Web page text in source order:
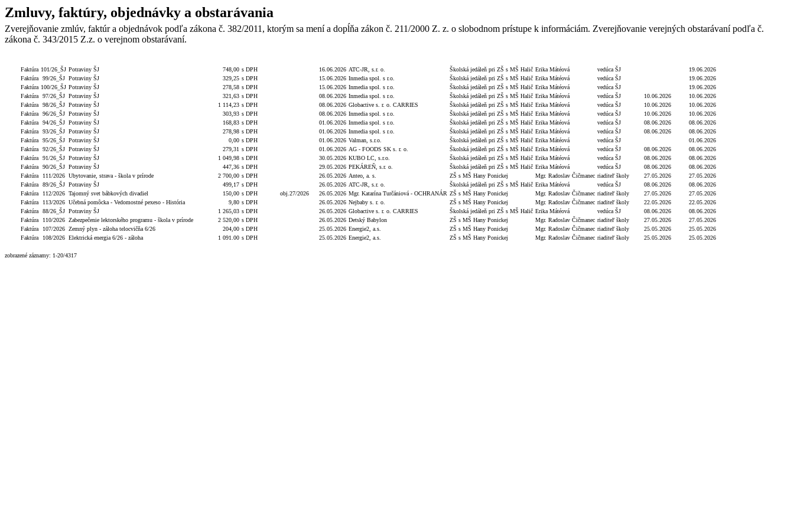
Zmluvy, faktúry, objednávky a obstarávania
Zverejňovanie zmlúv, faktúr a objednávok podľa zákona č. 382/2011, ktorým sa mení a dopĺňa zákon č. 211/2000 Z. z. o slobodnom prístupe k informáciám. Zverejňovanie verejných obstarávaní podľa č.
zákona č. 343/2015 Z.z. o verejnom obstarávaní.
Faktúra 101/26_ŠJ Potraviny ŠJ 748,00 s DPH 16.06.2026 ATC-JR, s.r. o. Školská jedáleň pri ZŠ s MŠ Halič Erika Mátéová vedúca ŠJ
19.06.2026
Faktúra
99/26_ŠJ Potraviny ŠJ 329,25 s DPH 15.06.2026 Inmedia spol. s r.o. Školská jedáleň pri ZŠ s MŠ Halič Erika Mátéová vedúca ŠJ
19.06.2026
Faktúra 100/26_ŠJ Potraviny ŠJ 278,58 s DPH 15.06.2026 Inmedia spol. s r.o. Školská jedáleň pri ZŠ s MŠ Halič Erika Mátéová vedúca ŠJ
19.06.2026
Faktúra
97/26_ŠJ Potraviny ŠJ 321,63 s DPH 08.06.2026 Inmedia spol. s r.o. Školská jedáleň pri ZŠ s MŠ Halič Erika Mátéová vedúca ŠJ 10.06.2026
10.06.2026
Faktúra
98/26_ŠJ Potraviny ŠJ 1 114,23 s DPH 08.06.2026 Globactive s. r. o. CARRIES Školská jedáleň pri ZŠ s MŠ Halič Erika Mátéová vedúca ŠJ 10.06.2026
10.06.2026
Faktúra
96/26_ŠJ Potraviny ŠJ 303,93 s DPH 08.06.2026 Inmedia spol. s r.o. Školská jedáleň pri ZŠ s MŠ Halič Erika Mátéová vedúca ŠJ 10.06.2026
10.06.2026
Faktúra
94/26_ŠJ Potraviny ŠJ 168,83 s DPH 01.06.2026 Inmedia spol. s r.o. Školská jedáleň pri ZŠ s MŠ Halič Erika Mátéová vedúca ŠJ 08.06.2026
08.06.2026
Faktúra
93/26_ŠJ Potraviny ŠJ 278,98 s DPH 01.06.2026 Inmedia spol. s r.o. Školská jedáleň pri ZŠ s MŠ Halič Erika Mátéová vedúca ŠJ 08.06.2026
08.06.2026
Faktúra
95/26_ŠJ Potraviny ŠJ 0,00 s DPH 01.06.2026 Valman, s.r.o. Školská jedáleň pri ZŠ s MŠ Halič Erika Mátéová vedúca ŠJ
01.06.2026
Faktúra
92/26_ŠJ Potraviny ŠJ 279,31 s DPH 01.06.2026 AG - FOODS SK s. r. o. Školská jedáleň pri ZŠ s MŠ Halič Erika Mátéová vedúca ŠJ 08.06.2026
08.06.2026
Faktúra
91/26_ŠJ Potraviny ŠJ 1 049,98 s DPH 30.05.2026 KUBO LC, s.r.o. Školská jedáleň pri ZŠ s MŠ Halič Erika Mátéová vedúca ŠJ 08.06.2026
08.06.2026
Faktúra
90/26_ŠJ Potraviny ŠJ 447,36 s DPH 29.05.2026 PEKÁREŇ, s.r. o. Školská jedáleň pri ZŠ s MŠ Halič Erika Mátéová vedúca ŠJ 08.06.2026
08.06.2026
Faktúra
111/2026 Ubytovanie, strava - škola v prírode 2 700,00 s DPH 26.05.2026 Anteo, a. s. ZŠ s MŠ Hany Ponickej Mgr. Radoslav Čičmanec riaditeľ školy 27.05.2026
27.05.2026
Faktúra
89/26_ŠJ Potraviny ŠJ 499,17 s DPH 26.05.2026 ATC-JR, s.r. o. Školská jedáleň pri ZŠ s MŠ Halič Erika Mátéová vedúca ŠJ 08.06.2026
08.06.2026
Faktúra
112/2026 Tajomný svet bábkových divadiel 150,00 s DPH obj.27/2026 26.05.2026 Mgr. Katarína Turčániová - OCHRANÁR ZŠ s MŠ Hany Ponickej Mgr. Radoslav Čičmanec riaditeľ školy 27.05.2026
27.05.2026
Faktúra
113/2026 Učebná pomôcka - Vedomostné pexeso - História 9,80 s DPH 26.05.2026 Nejbaby s. r. o. ZŠ s MŠ Hany Ponickej Mgr. Radoslav Čičmanec riaditeľ školy 22.05.2026
22.05.2026
Faktúra
88/26_ŠJ Potraviny ŠJ 1 265,03 s DPH 26.05.2026 Globactive s. r. o. CARRIES Školská jedáleň pri ZŠ s MŠ Halič Erika Mátéová vedúca ŠJ 08.06.2026
08.06.2026
Faktúra
110/2026 Zabezpečenie lektorského programu - škola v prírode 2 520,00 s DPH 26.05.2026 Detský Babylon ZŠ s MŠ Hany Ponickej Mgr. Radoslav Čičmanec riaditeľ školy 27.05.2026
27.05.2026
Faktúra
107/2026 Zemný plyn - záloha telocvičňa 6/26 204,00 s DPH 25.05.2026 Energie2, a.s. ZŠ s MŠ Hany Ponickej Mgr. Radoslav Čičmanec riaditeľ školy 25.05.2026
25.05.2026
Faktúra
108/2026 Elektrická energia 6/26 - záloha 1 091.00 s DPH 25.05.2026 Energie2, a.s. ZŠ s MŠ Hany Ponickej Mgr. Radoslav Čičmanec riaditeľ školy 25.05.2026 25.05.2026
zobrazené záznamy: 1-20/4317